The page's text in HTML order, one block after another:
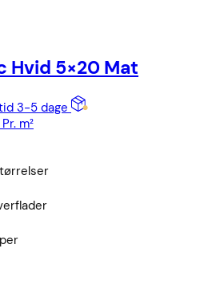
Hvid 5×20 Mat
3-5 dage
Pr. m²